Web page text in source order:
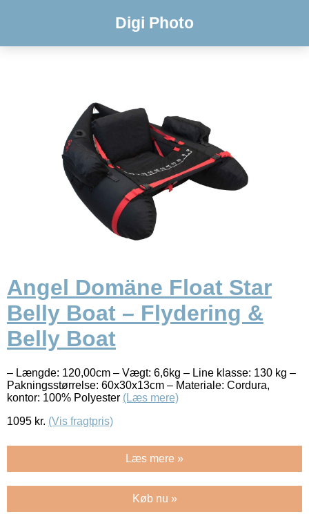
Digi Photo
Angel Domäne Float Star
Belly Boat – Flydering &
Belly Boat
– Længde: 120,00cm – Vægt: 6,6kg – Line klasse: 130 kg –
Pakningsstørrelse: 60x30x13cm – Materiale: Cordura,
kontor: 100% Polyester (Læs mere)
1095 kr. (Vis fragtpris)
Læs mere »
Køb nu »